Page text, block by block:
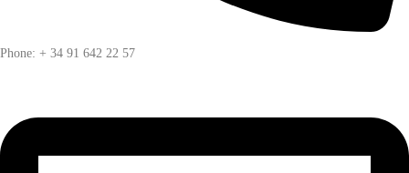
Phone: + 34 91 642 22 57